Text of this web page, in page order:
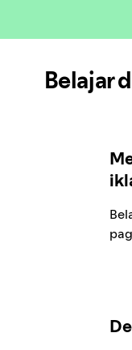
Belajar